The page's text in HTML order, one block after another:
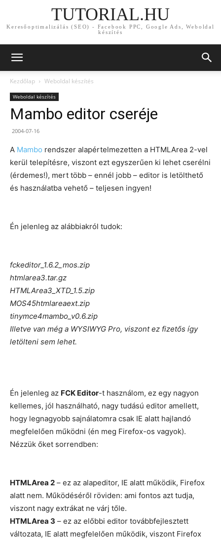
TUTORIAL.HU
Keresőoptimalizálás (SEO) - Facebook PPC, Google Ads, Weboldal
készítés
Kezdőlap Weboldal készítés
Weboldal készítés
Mambo editor cseréje
2004-07-16
A Mambo rendszer alapértelmezetten a HTMLArea 2-vel
kerül telepítésre, viszont ezt egyszerűen ki lehet cserélni
(érdemes!), mert több – ennél jobb – editor is letölthető
és használatba vehető – teljesen ingyen!
Én jelenleg az alábbiakról tudok:
fckeditor_1.6.2_mos.zip
htmlarea3.tar.gz
HTMLArea3_XTD_1.5.zip
MOS45htmlareaext.zip
tinymce4mambo_v0.6.zip
Illetve van még a WYSIWYG Pro, viszont ez fizetős így
letölteni sem lehet.
Én jelenleg az FCK Editor-t használom, ez egy nagyon
kellemes, jól használható, nagy tudású editor amellett,
hogy legnagyobb sajnálatomra csak IE alatt hajlandó
megfelelően működni (én meg Firefox-os vagyok).
Nézzük őket sorrendben:
HTMLArea 2 – ez az alapeditor, IE alatt működik, Firefox
alatt nem. Működéséről röviden: ami fontos azt tudja,
viszont nagy extrákat ne várj tőle.
HTMLArea 3 – ez az előbbi editor továbbfejlesztett
változata, IE alatt megfelelően működik, viszont Firefox